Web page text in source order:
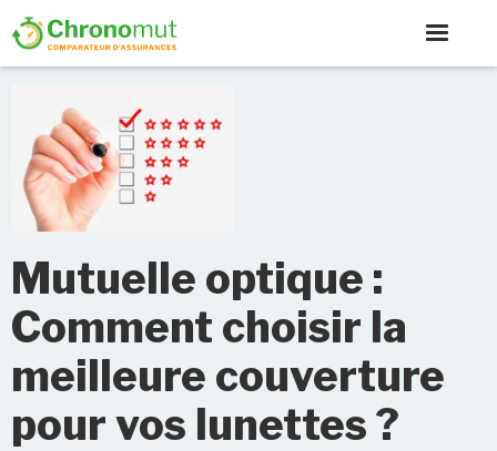
Mutuelle optique :
Comment choisir la
meilleure couverture
pour vos lunettes ?